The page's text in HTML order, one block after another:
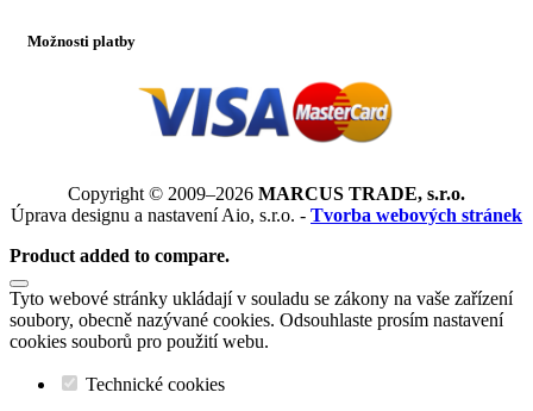
Možnosti platby
Copyright © 2009–2026 MARCUS TRADE, s.r.o.
Úprava designu a nastavení Aio, s.r.o. - Tvorba webových stránek
Product added to compare.
Tyto webové stránky ukládají v souladu se zákony na vaše zařízení
soubory, obecně nazývané cookies. Odsouhlaste prosím nastavení
cookies souborů pro použití webu.
Technické cookies